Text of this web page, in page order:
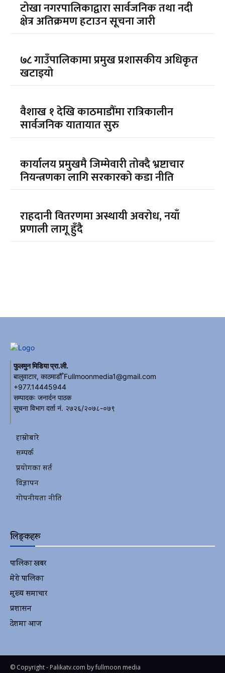
टोखा नगरपालिकाद्वारा सार्वजनिक तथा नदी
क्षेत्र अतिक्रमण हटाउन सूचना जारी
७८ गाउँपालिकामा प्रमुख प्रशासकीय अधिकृत
खटाइयो
वैशाख १ देखि काठमाडौँमा रात्रिकालीन
सार्वजनिक यातायात सुरु
कार्यालय प्रमुखमै जिम्मेवारी तोक्दै भ्रष्टाचार
नियन्त्रणका लागि सरकारको कडा नीति
राहदानी वितरणमा अस्थायी अवरोध, नयाँ
प्रणाली लागू हुँदै
फुलमुन मिडिया प्रा.ली.
बालुवाटार, काठमाडौँ Fullmoonmedia1@gmail.com
+977.14445944
सम्पादकः जनार्दन पाठक
सूचना विभाग दर्ता नं. २७२६/२०७८-०७९
हाम्रोबारे
सम्पर्क
प्रयोगका सर्त
विज्ञापन
गोपनीयता नीति
लिङ्कहरू
पालिका खबर
मेरो पालिका
मुख्य समाचार
प्रशासन
देशमा आज
© Copyright - Palikatv.com by fullmoon media